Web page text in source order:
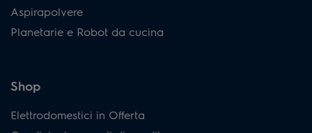
Aspirapolvere
Planetarie e Robot da cucina
Shop
Elettrodomestici in Offerta